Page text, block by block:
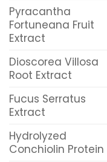
Pyracantha
Fortuneana Fruit
Extract
Dioscorea Villosa
Root Extract
Fucus Serratus
Extract
Hydrolyzed
Conchiolin Protein